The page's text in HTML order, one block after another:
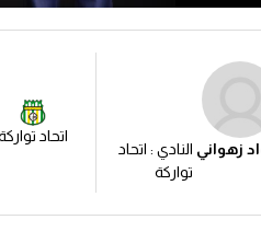
زهواني النادي : اتحاد
تواركة
اتحاد